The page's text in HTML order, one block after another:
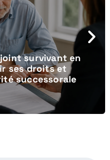
survivant en
ses droits et
successorale